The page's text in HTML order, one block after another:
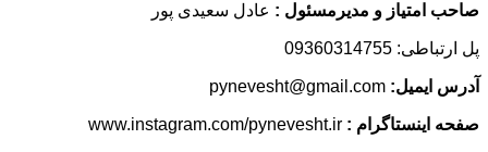
صاحب امتیاز و مدیرمسئول : عادل سعیدی پور
پل ارتباطی: 09360314755
آدرس ایمیل:
صفحه اینستاگرام :